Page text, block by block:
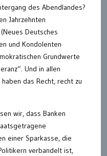
des Abendlandes?
Jahrzehnten
Deutsches
und Kondolenten
Grundwerte
Und in allen
das Recht, recht zu
wir, dass Banken
einer Sparkasse, die
verbandelt ist,